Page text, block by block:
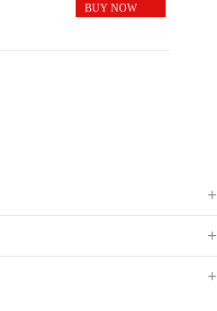
BUY NOW